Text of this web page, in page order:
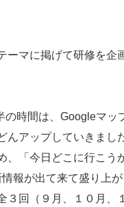
マに掲げて研修を企
時間は、Googleマッ
アップしていきまし
「今日どこに行こう
報が出て来て盛り上が
回（９月、１０月、